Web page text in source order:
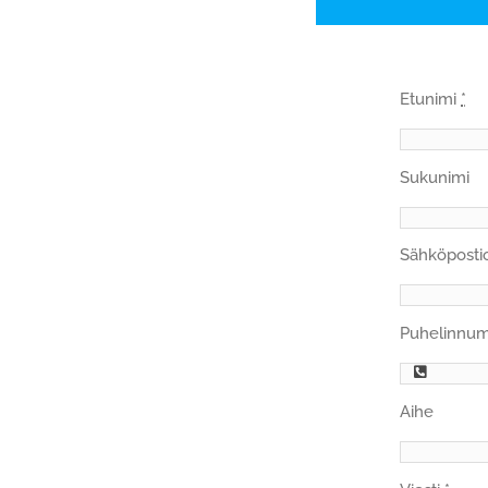
Etunimi *
Sukunimi
Aihe